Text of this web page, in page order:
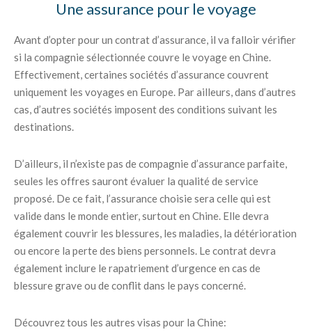
Une assurance pour le voyage
Avant d’opter pour un contrat d’assurance, il va falloir vérifier
si la compagnie sélectionnée couvre le voyage en Chine.
Effectivement, certaines sociétés d’assurance couvrent
uniquement les voyages en Europe. Par ailleurs, dans d’autres
cas, d’autres sociétés imposent des conditions suivant les
destinations.
D’ailleurs, il n’existe pas de compagnie d’assurance parfaite,
seules les offres sauront évaluer la qualité de service
proposé. De ce fait, l’assurance choisie sera celle qui est
valide dans le monde entier, surtout en Chine. Elle devra
également couvrir les blessures, les maladies, la détérioration
ou encore la perte des biens personnels. Le contrat devra
également inclure le rapatriement d’urgence en cas de
blessure grave ou de conflit dans le pays concerné.
Découvrez tous les autres visas pour la Chine: